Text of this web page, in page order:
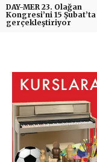
DAY-MER 23. Olağan
Kongresi’ni 15 Şubat’ta
gerçekleştiriyor